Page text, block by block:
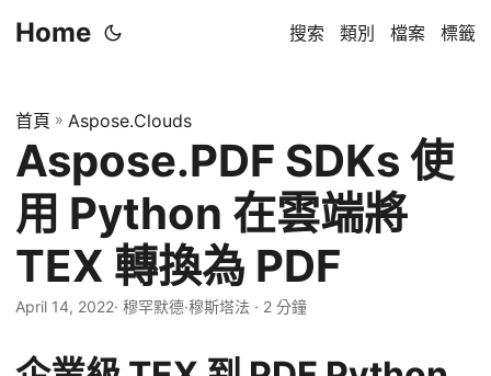
Home 搜索 類別 檔案 標籤
首頁 » Aspose.Clouds
Aspose.PDF SDKs 使
用 Python 在雲端將
TEX 轉換為 PDF
April 14, 2022· 穆罕默德·穆斯塔法 · 2 分鐘